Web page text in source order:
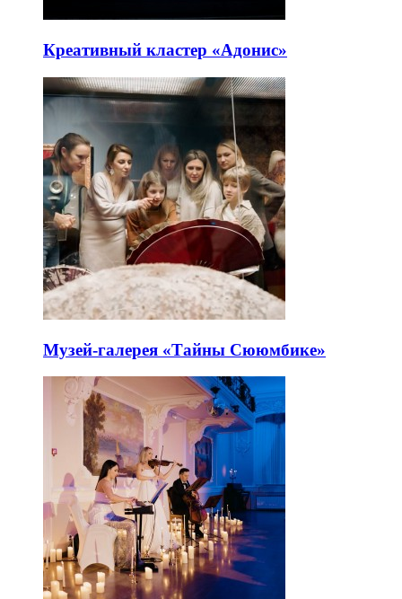
Креативный кластер «Адонис»
Музей-галерея «Тайны Сююмбике»